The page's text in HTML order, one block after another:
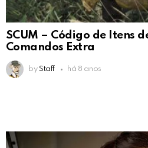
SCUM – Código de Itens
Comandos Extra
by Staff há 8 anos